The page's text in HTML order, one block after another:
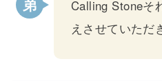
Calling Stoneそ
えさせていただ